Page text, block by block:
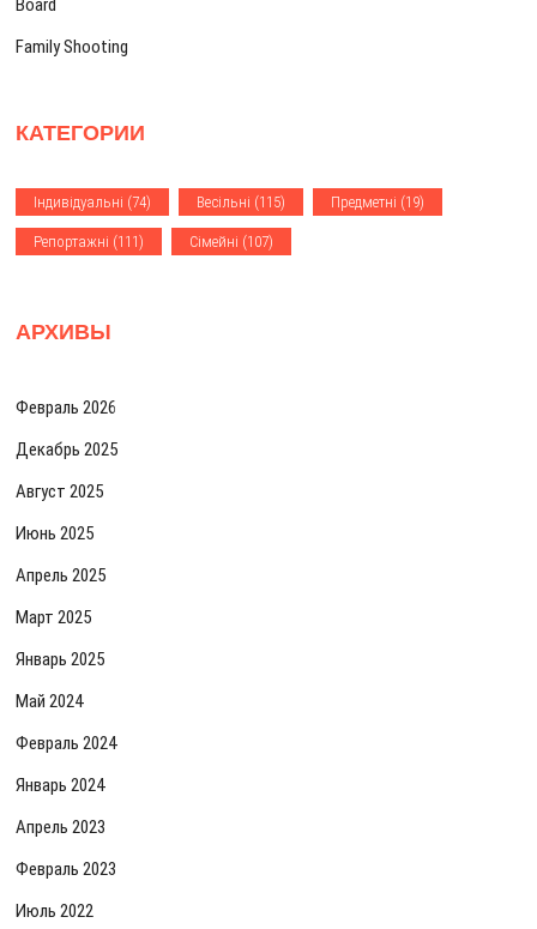
и
я
м
Board
Family Shooting
КАТЕГОРИИ
Iндивiдуальнi (74) Весiльнi (115) Предметнi (19)
Репортажнi (111) Сiмейнi (107)
АРХИВЫ
Февраль 2026
Декабрь 2025
Август 2025
Июнь 2025
Апрель 2025
Март 2025
Январь 2025
Май 2024
Февраль 2024
Январь 2024
Апрель 2023
Февраль 2023
Июль 2022